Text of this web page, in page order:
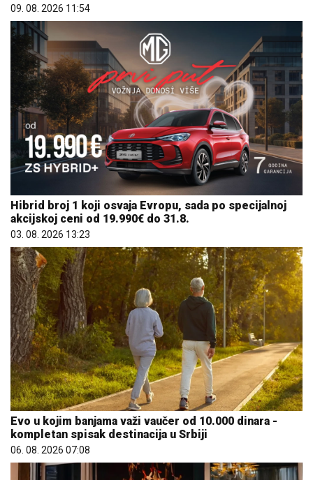
09. 08. 2026 11:54
Hibrid broj 1 koji osvaja Evropu, sada po specijalnoj
akcijskoj ceni od 19.990€ do 31.8.
03. 08. 2026 13:23
Evo u kojim banjama važi vaučer od 10.000 dinara -
kompletan spisak destinacija u Srbiji
06. 08. 2026 07:08